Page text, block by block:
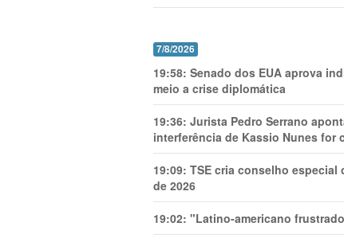
7/8/2026
19:58: Senado dos EUA aprova
meio a crise diplomática
19:36: Jurista Pedro Serrano
interferência de Kassio Nunes for
19:09: TSE cria conselho
de 2026
19:02: "Latino-americano